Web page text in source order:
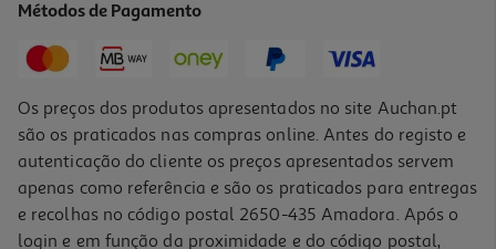
Métodos de Pagamento
Os preços dos produtos apresentados no site Auchan.pt
são os praticados nas compras online. Antes do registo e
autenticação do cliente os preços apresentados servem
apenas como referência e são os praticados para entregas
e recolhas no código postal 2650-435 Amadora. Após o
login e em função da proximidade e do código postal,